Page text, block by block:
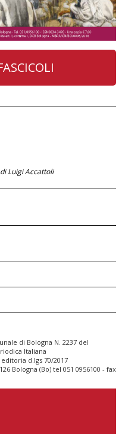
di Luigi Accattoli
di Bologna N. 2237 del
Italiana
d.lgs 70/2017
Bologna (Bo) tel 051 0956100 - fax